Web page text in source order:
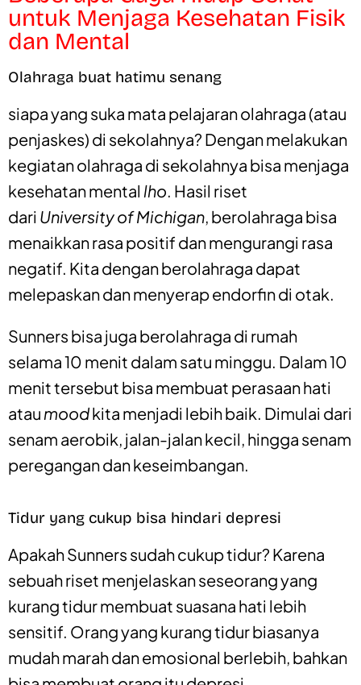
untuk Menjaga Kesehatan Fisik
dan Mental
Olahraga buat hatimu senang
siapa yang suka mata pelajaran olahraga (atau
penjaskes) di sekolahnya? Dengan melakukan
kegiatan olahraga di sekolahnya bisa menjaga
kesehatan mental lho. Hasil riset
dari University of Michigan, berolahraga bisa
menaikkan rasa positif dan mengurangi rasa
negatif. Kita dengan berolahraga dapat
melepaskan dan menyerap endorfin di otak.
Sunners bisa juga berolahraga di rumah
selama 10 menit dalam satu minggu. Dalam 10
menit tersebut bisa membuat perasaan hati
atau moodkita menjadi lebih baik. Dimulai dari
senam aerobik, jalan-jalan kecil, hingga senam
peregangan dan keseimbangan.
Tidur yang cukup bisa hindari depresi
Apakah Sunners sudah cukup tidur? Karena
sebuah riset menjelaskan seseorang yang
kurang tidur membuat suasana hati lebih
sensitif. Orang yang kurang tidur biasanya
mudah marah dan emosional berlebih, bahkan